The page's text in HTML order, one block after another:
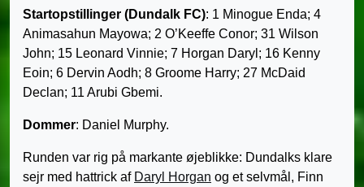
Startopstillinger (Dundalk FC): 1 Minogue Enda; 4
Animasahun Mayowa; 2 O’Keeffe Conor; 31 Wilson
John; 15 Leonard Vinnie; 7 Horgan Daryl; 16 Kenny
Eoin; 6 Dervin Aodh; 8 Groome Harry; 27 McDaid
Declan; 11 Arubi Gbemi.
Dommer: Daniel Murphy.
Runden var rig på markante øjeblikke: Dundalks klare
sejr med hattrick af Daryl Horgan og et selvmål, Finn